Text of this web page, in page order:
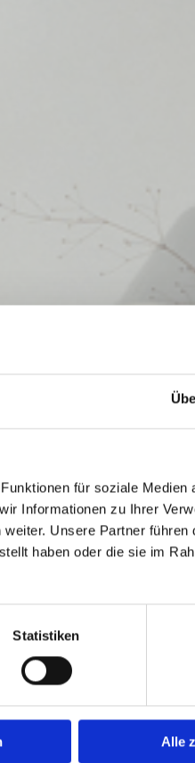
für soziale Medien
Informationen zu Ihrer
Unsere Partner führen
haben oder die sie im
Statistiken
Alle